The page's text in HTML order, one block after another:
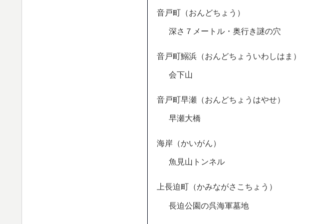
音戸町（おんどちょう）
深さ７メートル・奥行き謎の穴
音戸町鰯浜（おんどちょういわしはま）
会下山
音戸町早瀬（おんどちょうはやせ）
早瀬大橋
海岸（かいがん）
魚見山トンネル
上長迫町（かみながさこちょう）
長迫公園の呉海軍墓地